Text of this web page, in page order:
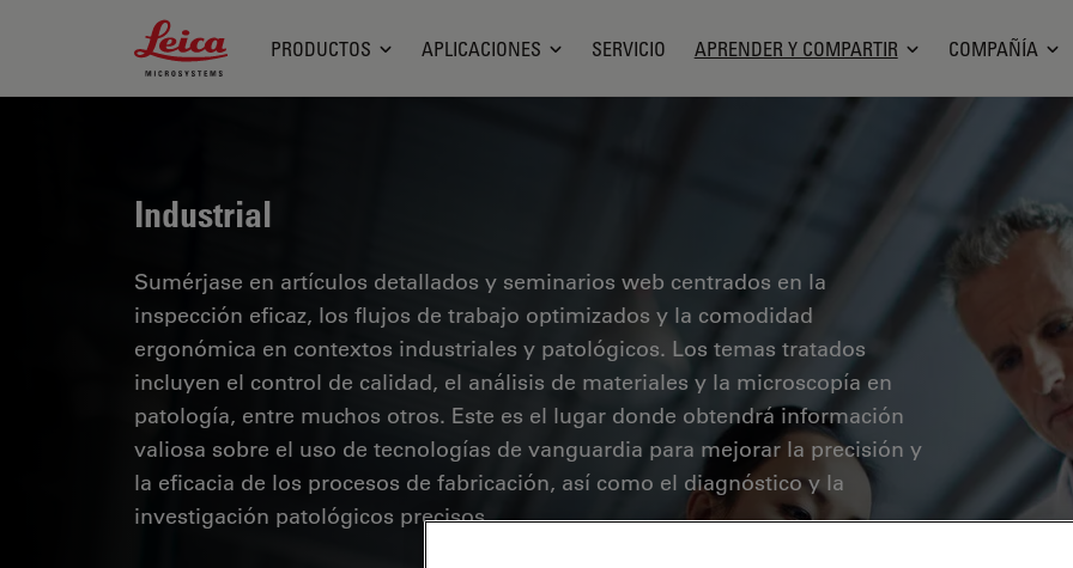
Leica Microsystems Logo
PRODUCTOS APLICACIONES SERVICIO APRENDER Y COMPARTIR COMPAÑÍA
Industrial
Sumérjase en artículos detallados y seminarios web centrados en la
inspección eficaz, los flujos de trabajo optimizados y la comodidad
ergonómica en contextos industriales y patológicos. Los temas tratados
incluyen el control de calidad, el análisis de materiales y la microscopía en
patología, entre muchos otros. Este es el lugar donde obtendrá información
valiosa sobre el uso de tecnologías de vanguardia para mejorar la precisión y
la eficacia de los procesos de fabricación, así como el diagnóstico y la
investigación patológicos precisos.